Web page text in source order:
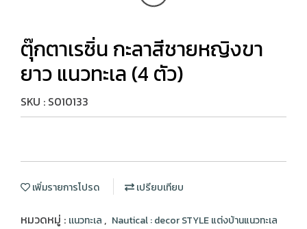
ตุ๊กตาเรซิ่น กะลาสีชายหญิงขา
ยาว แนวทะเล (4 ตัว)
SKU : S010133
เพิ่มรายการโปรด เปรียบเทียบ
หมวดหมู่ : เเนวทะเล , Nautical : decor STYLE แต่งบ้านแนวทะเล